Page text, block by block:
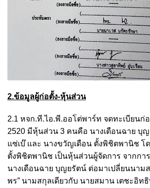
2.ข้อมูลผู้ก่อตั้ง-หุ้นส่วน
2.1 หจก.ที.ไอ.พี.ออโต่พาร์ท จดทะเบียนก่
2520 มีหุ้นส่วน 3 คนคือ นางเดือนฉาย บุญ
แซ่เบ๊ และ นางขวัญเดือน ตั้งพิชิตพานิช โ
ตั้งพิชิตพานิช เป็นหุ้นส่วนผู้จัดการ จากกา
นางเดือนฉาย บุญยรัตน์ ต่อมาเปลี่ยนนามส
พร” นามสกุลเดียวกับ นายสมาน เตชะอิท